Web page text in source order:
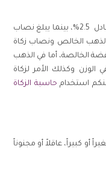
تبلغ نسبة الأموال النقدية ربع العشر، أي ما يعادل 2.5%، بينما يبلغ نصاب
الذهبية 85 غراماً من الذهب الخالص ونصاب زكاة
هو 595 غراماً من الفضة الخالصة، أما في الذهب
وكذلك الأمر لزكاة
استخدام حاسبة الزكاة
أو كبيراً، عاقلاً أو مجنوناً